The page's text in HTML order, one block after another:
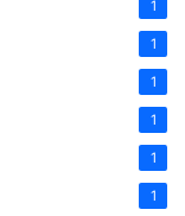
1
1
1
1
1
1